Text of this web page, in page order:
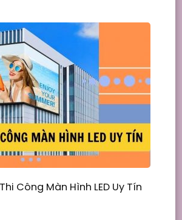
Công Màn Hình LED Uy Tín